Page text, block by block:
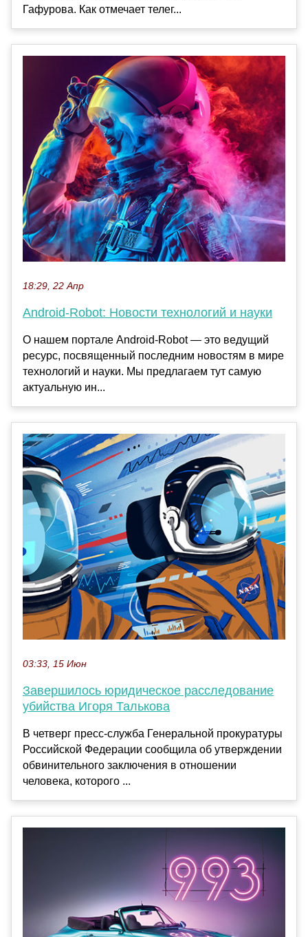
Гафурова. Как отмечает телег...
18:29, 22 Апр
Android-Robot: Новости технологий и науки
О нашем портале Android-Robot — это ведущий
ресурс, посвященный последним новостям в мире
технологий и науки. Мы предлагаем тут самую
актуальную ин...
03:33, 15 Июн
Завершилось юридическое расследование
убийства Игоря Талькова
В четверг пресс-служба Генеральной прокуратуры
Российской Федерации сообщила об утверждении
обвинительного заключения в отношении
человека, которого ...